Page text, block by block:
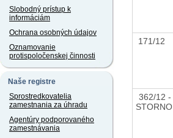
Slobodný prístup k
informáciám
Ochrana osobných údajov
Oznamovanie
protispoločenskej činnosti
Naše registre
Sprostredkovatelia
zamestnania za úhradu
Agentúry podporovaného
zamestnávania
171/12
362/12 -
STORNO